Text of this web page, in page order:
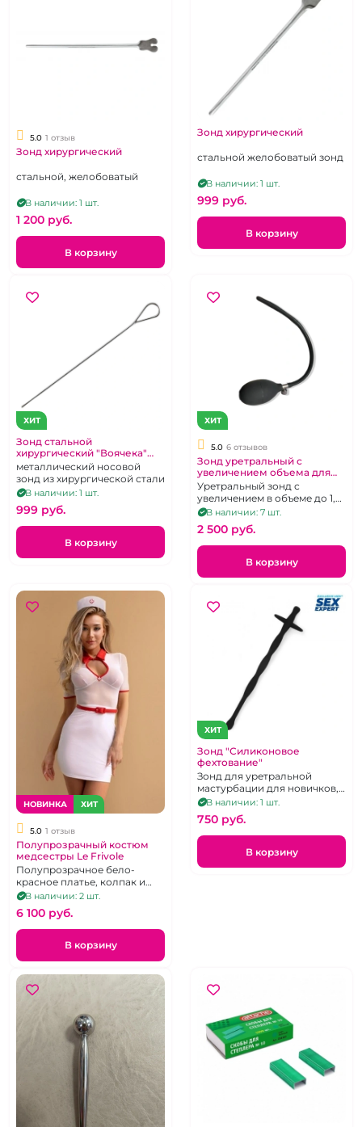
5.0 1 отзыв
Зонд хирургический
стальной, желобоватый
В наличии: 1 шт.
1 200 pуб.
В корзину
Зонд хирургический
стальной желобоватый зонд
В наличии: 1 шт.
999 pуб.
В корзину
ХИТ
Зонд стальной
хирургический "Воячека"
пуговчатый
металлический носовой
зонд из хирургической стали
В наличии: 1 шт.
999 pуб.
В корзину
ХИТ
5.0 6 отзывов
Зонд уретральный с
увеличением объема для
продвинутого Медфетиша с
Грушей
Уретральный зонд с
увеличением в объеме до 1,5
см в диаметре
В наличии: 7 шт.
2 500 pуб.
В корзину
НОВИНКА ХИТ
5.0 1 отзыв
Полупрозрачный костюм
медсестры Le Frivole
Полупрозрачное бело-
красное платье, колпак и
пояс, р-р L/XL
В наличии: 2 шт.
6 100 pуб.
В корзину
ХИТ
Зонд "Силиконовое
фехтование"
Зонд для уретральной
мастурбации для новичков,
черный, гибкий
В наличии: 1 шт.
750 pуб.
В корзину